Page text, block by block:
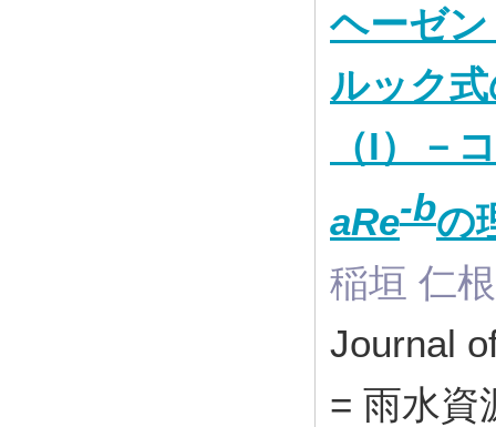
ヘーゼ
ルック
（I）－
aRe-bの
稲垣 仁
Journal
= 雨水